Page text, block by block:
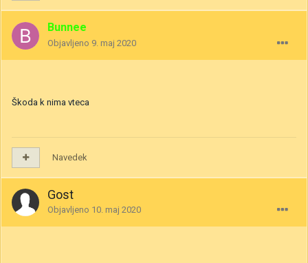
Bunnee
Objavljeno 9. maj 2020
Škoda k nima vteca
Navedek
Gost
Objavljeno 10. maj 2020